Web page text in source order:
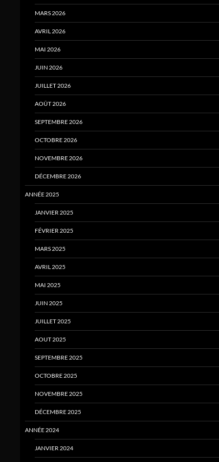
MARS 2026
AVRIL 2026
MAI 2026
JUIN 2026
JUILLET 2026
AOÛT 2026
SEPTEMBRE 2026
OCTOBRE 2026
NOVEMBRE 2026
DÉCEMBRE 2026
ANNÉE 2025
JANVIER 2025
FÉVRIER 2025
MARS 2025
AVRIL 2025
MAI 2025
JUIN 2025
JUILLET 2025
AOUT 2025
SEPTEMBRE 2025
OCTOBRE 2025
NOVEMBRE 2025
DÉCEMBRE 2025
ANNÉE 2024
JANVIER 2024